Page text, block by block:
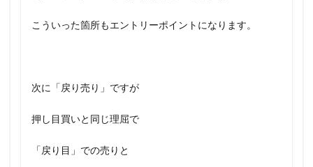
こういった箇所もエントリーポイントになります。
次に「戻り売り」ですが
押し目買いと同じ理屈で
「戻り目」での売りと